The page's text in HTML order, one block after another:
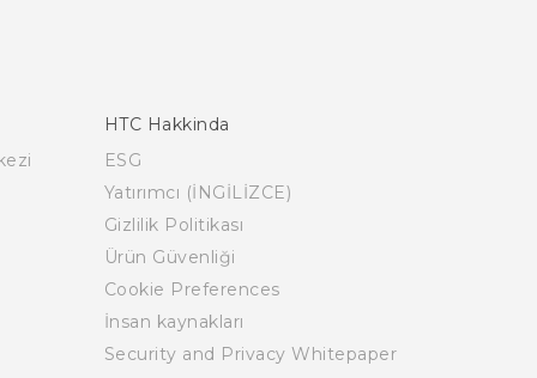
HTC Hakkinda
ESG
Yatırımcı (İNGİLİZCE)
Gizlilik Politikası
Ürün Güvenliği
Cookie Preferences
İnsan kaynakları
Security and Privacy Whitepaper